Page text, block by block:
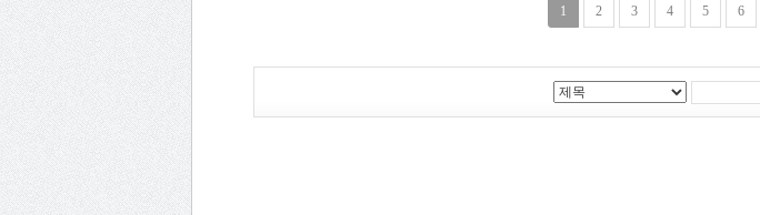
1 2 3 4 5 6